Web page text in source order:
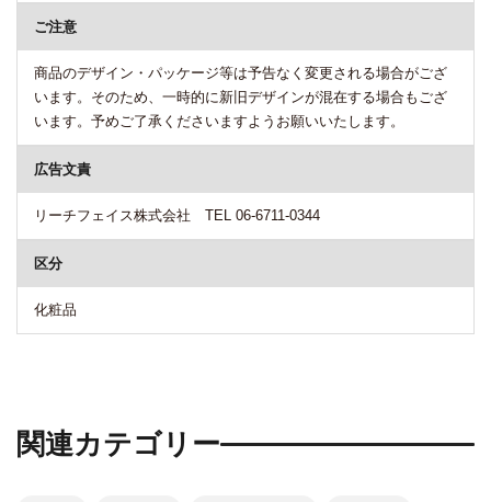
ご注意
商品のデザイン・パッケージ等は予告なく変更される場合がござ
います。そのため、一時的に新旧デザインが混在する場合もござ
います。予めご了承くださいますようお願いいたします。
広告文責
リーチフェイス株式会社 TEL 06-6711-0344
区分
化粧品
関連カテゴリー